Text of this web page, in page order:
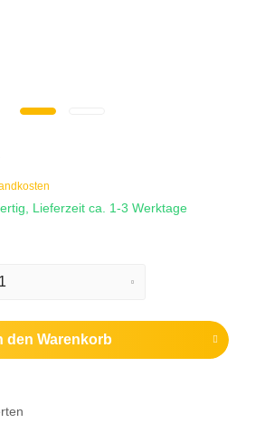
Lieferzeit ca. 1-3 Werktage
den Warenkorb